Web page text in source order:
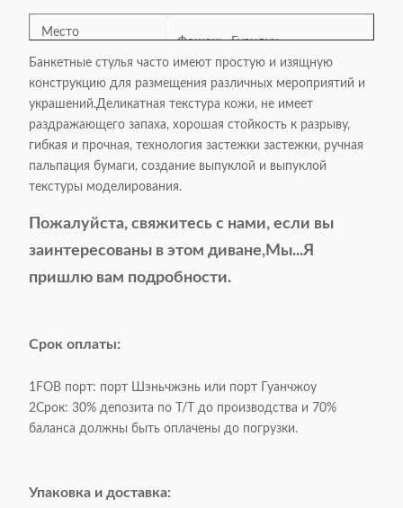
Место
Фошань, Гуандун
Номер модели: OLX-001
Категория:
Диван в столовой, диван в
отеле,
Стиль:
Современный/
Срок оплаты: Т/Т предпочтительнее
Покрытие из льняной ткани /
Банкетные стулья часто имеют простую и изящную
конструкцию для размещения различных мероприятий и
украшений.Деликатная текстура кожи, не имеет
раздражающего запаха, хорошая стойкость к разрыву,
гибкая и прочная, технология застежки застежки, ручная
пальпация бумаги, создание выпуклой и выпуклой
текстуры моделирования.
Пожалуйста, свяжитесь с нами, если вы
заинтересованы в этом диване,Мы...Я
пришлю вам подробности.
Срок оплаты:
1FOB порт: порт Шэньчжэнь или порт Гуанчжоу
2Срок: 30% депозита по Т/Т до производства и 70%
баланса должны быть оплачены до погрузки.
Упаковка и доставка: